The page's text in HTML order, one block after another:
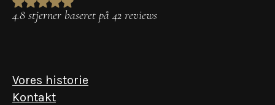
4.8 stjerner baseret på 42 reviews
Vores historie
Kontakt